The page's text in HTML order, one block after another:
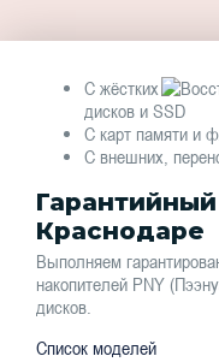
С жёстких
дисков и SSD
С карт памяти и
С внешних,
Краснодаре
Выполняем
накопителей PNY
дисков.
Список моделей